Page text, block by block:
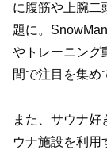
に腹筋や上腕二
題に。
やトレーニング
間で注目を集め
また、サウナ
ウナ施設を利用